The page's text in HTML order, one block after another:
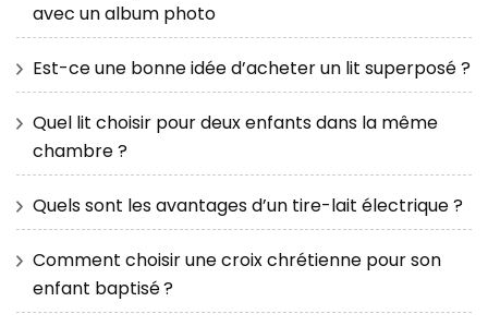
avec un album photo
Est-ce une bonne idée d’acheter un lit superposé ?
Quel lit choisir pour deux enfants dans la même
chambre ?
Quels sont les avantages d’un tire-lait électrique ?
Comment choisir une croix chrétienne pour son
enfant baptisé ?